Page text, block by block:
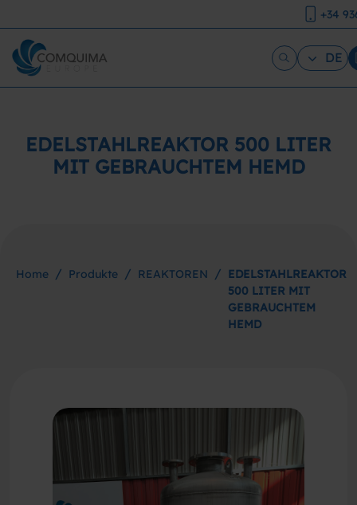
+34
DE
EDELSTAHLREAKTOR 500 LITER
MIT GEBRAUCHTEM HEMD
Home / Produkte / REAKTOREN / EDELSTAHLREAKTOR
500 LITER MIT
GEBRAUCHTEM
HEMD